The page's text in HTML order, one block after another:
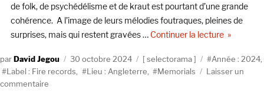
de folk, de psychédélisme et de kraut est pourtant d’une grande
cohérence. A l’image de leurs mélodies foutraques, pleines de
surprises, mais qui restent gravées … Continuer la lecturede «
AuteurDavid Jegou
Publié
le
30 octobre 2024 Catégories
selectorama Étiquettes
Année : 2024
Label : Fire records
Lieu : Angleterre Memorials
Laisser un
commentaire